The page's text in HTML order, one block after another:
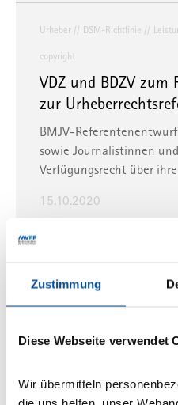
Zustimmung
Diese Webseite verwendet
Wir übermitteln
Urheber DSM-Richtlinie
copyright
VDZ und BDZV
zur
BMJV-
sowie Journalistinnen
Verfügungsrecht über
15.10.2020
Europa
EMMA and ENPA
Google’s claims and
Yesterday, the Paris Court